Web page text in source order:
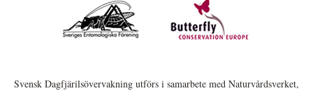
Svensk Dagfjärilsövervakning utförs i samarbete med Naturvårdsverket,